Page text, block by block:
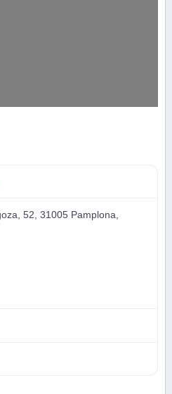
52, 31005 Pamplona,